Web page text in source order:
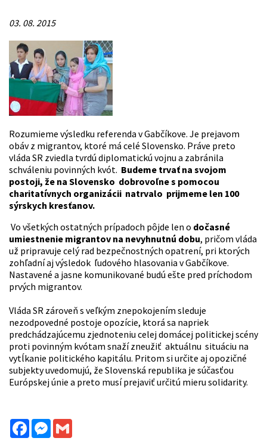
03. 08. 2015
Rozumieme výsledku referenda v Gabčíkove. Je prejavom
obáv z migrantov, ktoré má celé Slovensko. Práve preto
vláda SR zviedla tvrdú diplomatickú vojnu a zabránila
schváleniu povinných kvót. Budeme trvať na svojom
postoji, že na Slovensko dobrovoľne s pomocou
charitatívnych organizácii natrvalo prijmeme len 100
sýrskych kresťanov.
Vo všetkých ostatných prípadoch pôjde len o dočasné
umiestnenie migrantov na nevyhnutnú dobu, pričom vláda
už pripravuje celý rad bezpečnostných opatrení, pri ktorých
zohľadní aj výsledok ľudového hlasovania v Gabčíkove.
Nastavené a jasne komunikované budú ešte pred príchodom
prvých migrantov.
Vláda SR zároveň s veľkým znepokojením sleduje
nezodpovedné postoje opozície, ktorá sa napriek
predchádzajúcemu zjednoteniu celej domácej politickej scény
proti povinným kvótam snaží zneužiť aktuálnu situáciu na
vytĺkanie politického kapitálu. Pritom si určite aj opozičné
subjekty uvedomujú, že Slovenská republika je súčasťou
Európskej únie a preto musí prejaviť určitú mieru solidarity.
FacebookMessenger